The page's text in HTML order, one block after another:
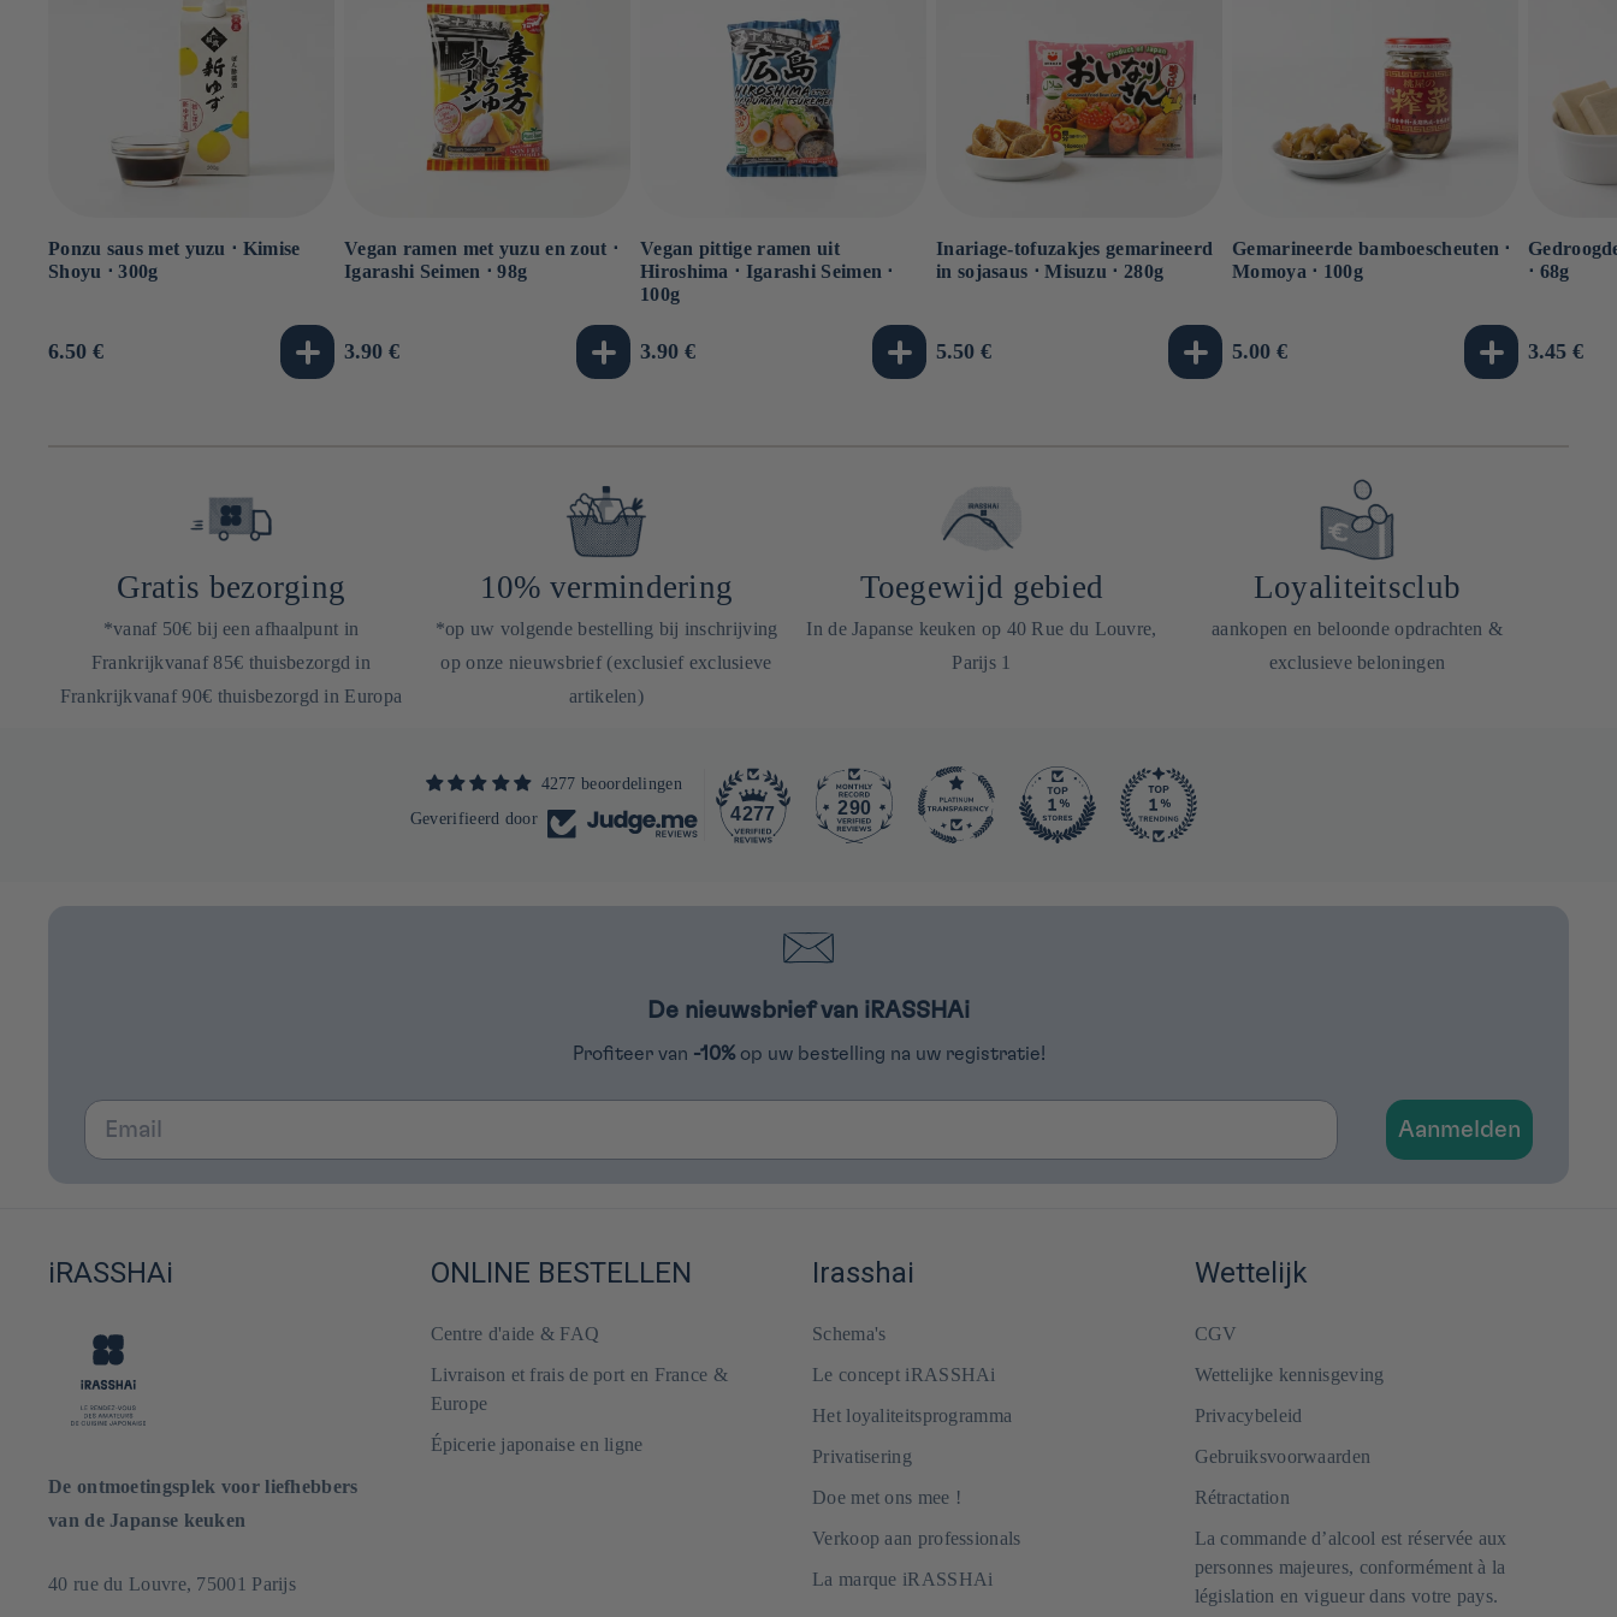
Ponzu saus met yuzu ⋅ Kimise
Shoyu ⋅ 300g
Normale
6.50 €
Vegan ramen met yuzu en zout ⋅
Igarashi Seimen ⋅ 98g
Normale
3.90 €
Vegan pittige ramen uit
Hiroshima ⋅ Igarashi Seimen ⋅
100g
Normale
3.90 €
Inariage-tofuzakjes gemarineerd
in sojasaus ⋅ Misuzu ⋅ 280g
Normale
5.50 €
Gemarineerde bamboescheuten ⋅
Momoya ⋅ 100g
Normale
5.00 €
⋅ 68g
Normale
3.45 €
Gratis bezorging
*vanaf 50€ bij een afhaalpunt in
Frankrijkvanaf 85€ thuisbezorgd in
Frankrijkvanaf 90€ thuisbezorgd in Europa
10% vermindering
*op uw volgende bestelling bij inschrijving
op onze nieuwsbrief (exclusief exclusieve
artikelen)
Toegewijd gebied
In de Japanse keuken op 40 Rue du Louvre,
Parijs 1
Loyaliteitsclub
aankopen en beloonde opdrachten &
exclusieve beloningen
4277 beoordelingen
Geverifieerd door
4277 290
De nieuwsbrief van iRASSHAi
Profiteer van -10% op uw bestelling na uw registratie!
Email
Aanmelden
iRASSHAi
De ontmoetingsplek voor liefhebbers
van de Japanse keuken
40 rue du Louvre, 75001 Parijs
ONLINE BESTELLEN
Centre d'aide & FAQ
Livraison et frais de port en France &
Europe
Épicerie japonaise en ligne
Irasshai
Schema's
Le concept iRASSHAi
Het loyaliteitsprogramma
Privatisering
Doe met ons mee !
Verkoop aan professionals
La marque iRASSHAi
Wettelijk
CGV
Wettelijke kennisgeving
Privacybeleid
Gebruiksvoorwaarden
Rétractation
La commande d’alcool est réservée aux
personnes majeures, conformément à la
législation en vigueur dans votre pays.